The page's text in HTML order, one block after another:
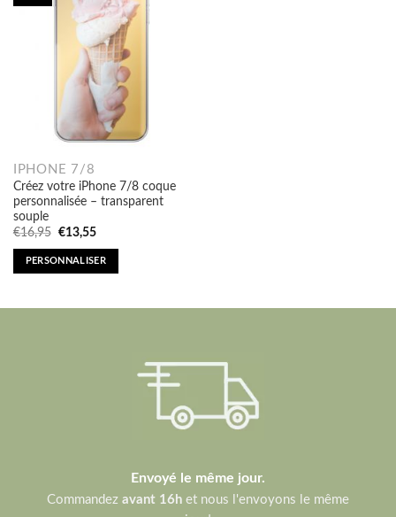
IPHONE 7/8
Créez votre iPhone 7/8 coque
personnalisée – transparent
souple
€16,95 Original
was:
€16,95.
€13,55Current
is:
€13,55.
PERSONNALISER
Envoyé le même jour.
Commandez avant 16h et nous l'envoyons le même